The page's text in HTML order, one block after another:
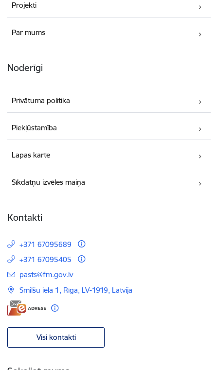
Projekti
Par mums
Noderīgi
Privātuma politika
Piekļūstamība
Lapas karte
Sīkdatņu izvēles maiņa
Kontakti
+371 67095689
+371 67095405
E-pasts:
pasts@fm.gov.lv
Smilšu iela 1, Rīga, LV-1919, Latvija
Visi kontakti